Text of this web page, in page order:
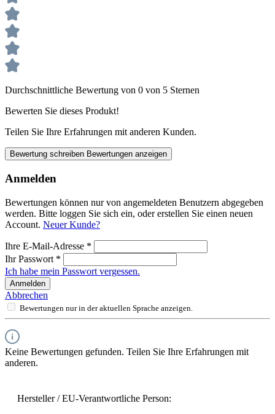
Durchschnittliche Bewertung von 0 von 5 Sternen
Bewerten Sie dieses Produkt!
Teilen Sie Ihre Erfahrungen mit anderen Kunden.
Bewertung schreiben Bewertungen anzeigen
Anmelden
Bewertungen können nur von angemeldeten Benutzern abgegeben
werden. Bitte loggen Sie sich ein, oder erstellen Sie einen neuen
Account. Neuer Kunde?
Ihre E-Mail-Adresse *
Ihr Passwort *
Ich habe mein Passwort vergessen.
Anmelden
Abbrechen
Bewertungen nur in der aktuellen Sprache anzeigen.
Keine Bewertungen gefunden. Teilen Sie Ihre Erfahrungen mit
anderen.
Hersteller / EU-Verantwortliche Person: